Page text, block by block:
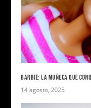
BARBIE: LA MUÑECA QUE
14 agosto, 2025